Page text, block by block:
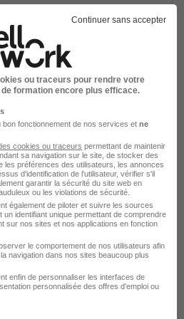
partiel
depuis le 20/04/26
H/F
€ / mois
depuis le 17/04/26
H/F
depuis le 14/04/26
H/F
Continuer sans accepter
ou traceurs pour rendre votre
formation encore plus efficace.
fonctionnement de nos services et ne
cookies ou traceurs permettant de maintenir
sa navigation sur le site, de stocker des
les préférences des utilisateurs, les annonces
d'identification de l'utilisateur, vérifier s'il
garantir la sécurité du site web en
ou les violations de sécurité.
également de piloter et suivre les sources
un identifiant unique permettant de comprendre
sur nos sites et nos applications en fonction
le comportement de nos utilisateurs afin
navigation dans nos sites beaucoup plus
enfin de personnaliser les interfaces de
personnalisée des offres d'emploi ou